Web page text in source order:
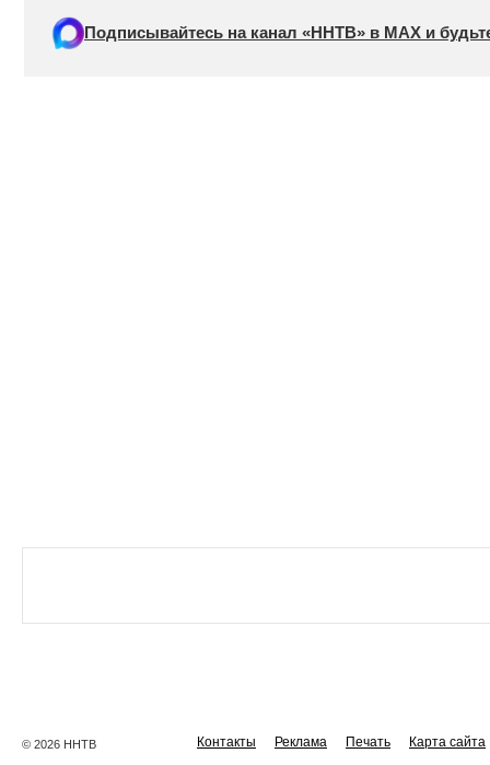
Подписывайтесь на канал «ННТВ» в МАХ и
© 2026 ННТВ Контакты Реклама Печать Карта сайта